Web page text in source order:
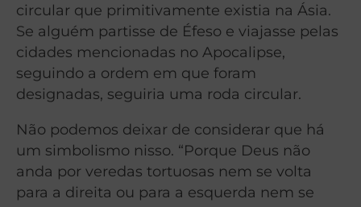
circular que primitivamente existia na Ásia.
Se alguém partisse de Éfeso e viajasse pelas
cidades mencionadas no Apocalipse,
seguindo a ordem em que foram
designadas, seguiria uma roda circular.
Não podemos deixar de considerar que há
um simbolismo nisso. “Porque Deus não
anda por veredas tortuosas nem se volta
para a direita ou para a esquerda nem se